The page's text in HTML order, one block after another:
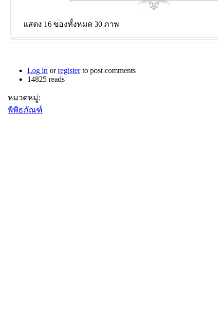
แสดง 16 ของทั้งหมด 30 ภาพ
Log in orregisterto post comments
14825 reads
หมวดหมู่:
พิพิธภัณฑ์